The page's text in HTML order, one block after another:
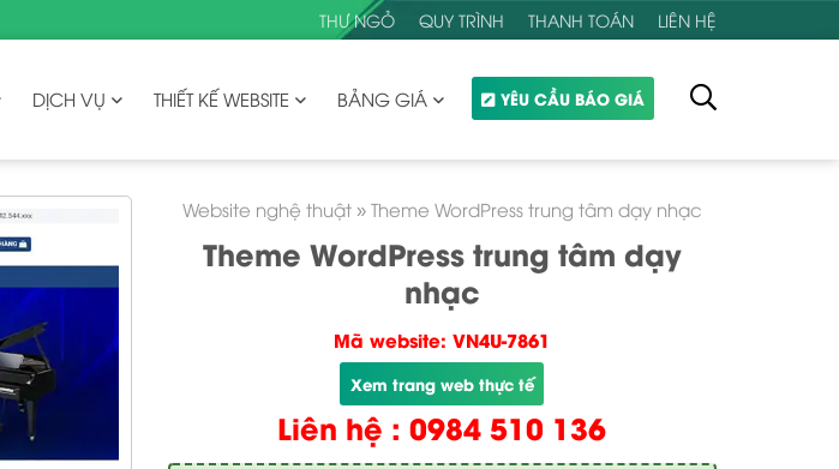
THƯ NGỎ QUY TRÌNH THANH TOÁN LIÊN HỆ
DỊCH VỤ THIẾT KẾ WEBSITE BẢNG GIÁ YÊU CẦU BÁO GIÁ
Website nghệ thuật» Theme WordPress trung tâm dạy nhạc
Theme WordPress trung tâm dạy
nhạc
Mã website: VN4U-7861
Xem trang web thực tế
Liên hệ : 0984 510 136